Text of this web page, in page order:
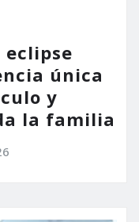
única
y
la familia